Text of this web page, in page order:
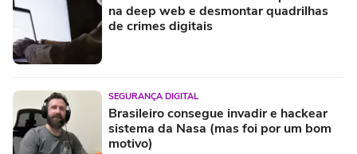
na deep web e desmontar quadrilhas
de crimes digitais
SEGURANÇA DIGITAL
Brasileiro consegue invadir e hackear
sistema da Nasa (mas foi por um bom
motivo)